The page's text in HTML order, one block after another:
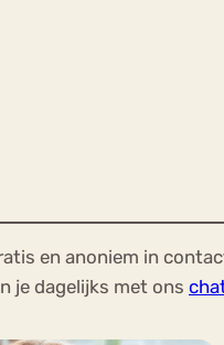
en anoniem in
je dagelijks met ons